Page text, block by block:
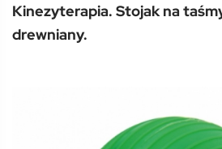
0
out
of
5
Kinezyterapia. Stojak na
drewniany.